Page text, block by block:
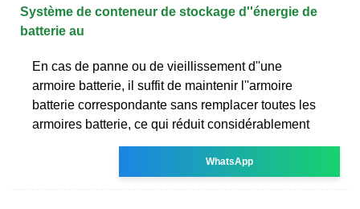
Système de conteneur de stockage d''énergie de
batterie au
En cas de panne ou de vieillissement d''une
armoire batterie, il suffit de maintenir l''armoire
batterie correspondante sans remplacer toutes les
armoires batterie, ce qui réduit considérablement
WhatsApp